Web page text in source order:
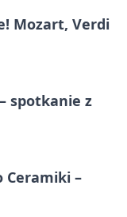
Mozart, Verdi
spotkanie z
Ceramiki –